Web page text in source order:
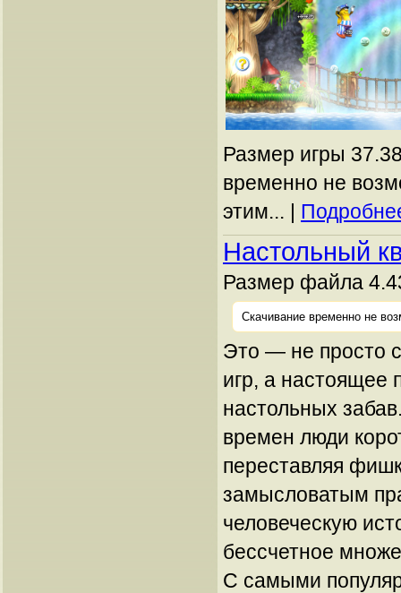
Размер игры
временно не
этим... |
Настольный
Размер файла
Скачивание временно не
Это — не просто
игр, а настоящее
настольных
времен люди
переставляя
замысловатым
человеческую
бессчетное
С самыми